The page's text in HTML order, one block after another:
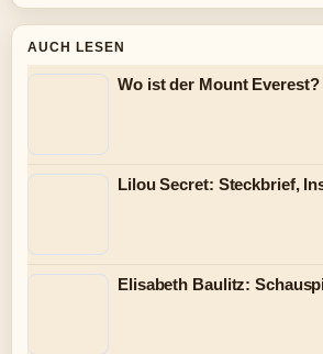
AUCH LESEN
Wo ist der Mount Everest?
Lilou Secret: Steckbrief,
Elisabeth Baulitz: